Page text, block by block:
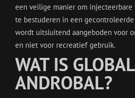
een veilige manier om
te bestuderen in een
wordt uitsluitend aangeboden voor
en niet voor recreatief gebruik.
WAT IS
ANDROBAL?